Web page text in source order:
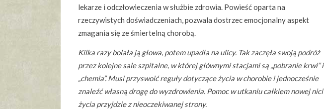
lekarze i odczłowieczenia w służbie zdrowia. Powieść oparta na
rzeczywistych doświadczeniach, pozwala dostrzec emocjonalny aspekt
zmagania się ze śmiertelną chorobą.
Kilka razy bolała ją głowa, potem upadła na ulicy. Tak zaczęła swoją podróż
przez kolejne sale szpitalne, w której głównymi stacjami są „pobranie krwi” i
„chemia”. Musi przyswoić reguły dotyczące życia w chorobie i jednocześnie
znaleźć własną drogę do wyzdrowienia. Pomoc w utkaniu całkiem nowej nici
życia przyjdzie z nieoczekiwanej strony.